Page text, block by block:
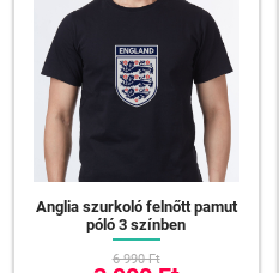
Anglia szurkoló felnőtt pamut
póló 3 színben
6 990 Ft